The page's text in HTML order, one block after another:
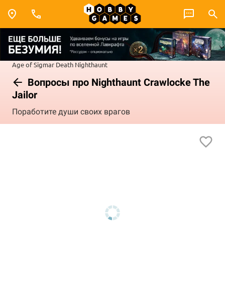
Age of Sigmar Death Nighthaunt
Вопросы про Nighthaunt Crawlocke The
Jailor
Поработите души своих врагов